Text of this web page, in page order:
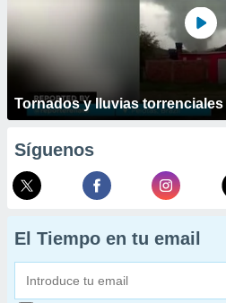
Tornados y lluvias
Síguenos
El Tiempo en tu email